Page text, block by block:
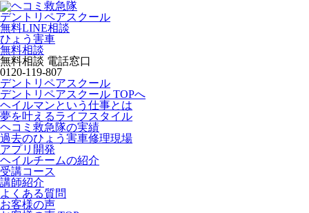
デントリペアスクール
無料LINE相談
ひょう害車
無料相談
無料相談 電話窓口
0120-119-807
デントリペアスクール
デントリペアスクール TOPへ
ヘイルマンという仕事とは
夢を叶えるライフスタイル
ヘコミ救急隊の実績
過去のひょう害車修理現場
アプリ開発
ヘイルチームの紹介
受講コース
講師紹介
よくある質問
お客様の声